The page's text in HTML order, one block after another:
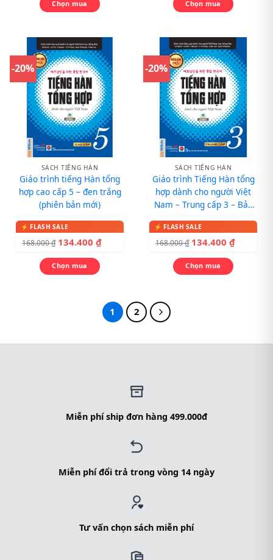
Chọn mua Chọn mua
-20%
SÁCH TIẾNG HÀN
Giáo trình tiếng Hàn tổng
hợp cao cấp 5 – đen trắng
(phiên bản mới)
168.000₫ 134.400 ₫
Chọn mua
-20%
SÁCH TIẾNG HÀN
Giáo trình Tiếng Hàn tổng
hợp dành cho người Việt
Nam – Trung cấp 3 – Bản
168.000₫ 134.400 ₫
Chọn mua
1 2
Miễn phí ship đơn hàng 499.000đ
Miễn phí đổi trả trong vòng 14 ngày
Tư vấn chọn sách miễn phí